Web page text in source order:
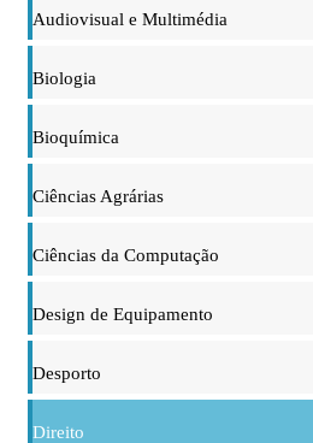
Audiovisual e Multimédia
Biologia
Bioquímica
Ciências Agrárias
Ciências da Computação
Design de Equipamento
Desporto
Direito